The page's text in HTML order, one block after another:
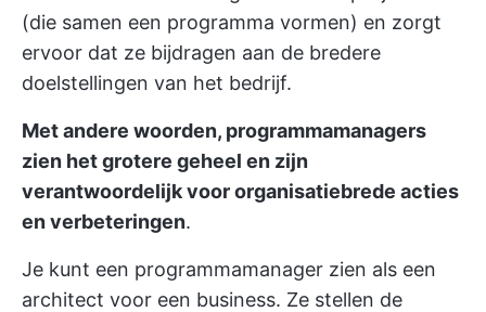
(die samen een programma vormen) en zorgt
ervoor dat ze bijdragen aan de bredere
doelstellingen van het bedrijf.
Met andere woorden, programmamanagers
zien het grotere geheel en zijn
verantwoordelijk voor organisatiebrede acties
en verbeteringen.
Je kunt een programmamanager zien als een
architect voor een business. Ze stellen de